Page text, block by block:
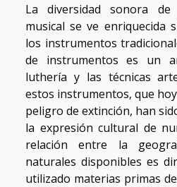
La diversidad sonora
musical se ve enriquecida
los instrumentos
de instrumentos es un
luthería y las técnicas
estos instrumentos, que
peligro de extinción, han
la expresión cultural de
relación entre la
naturales disponibles es
utilizado materias primas